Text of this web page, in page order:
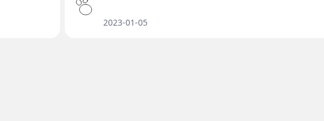
2023-01-05